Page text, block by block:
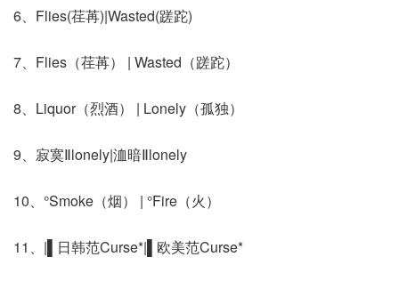
6、Flies(荏苒)|Wasted(蹉跎)
7、Flies（荏苒） | Wasted（蹉跎）
8、Liquor（烈酒） | Lonely（孤独）
9、寂寞Ⅱlonely|洫暗Ⅱlonely
10、°Smoke（烟） | °Fire（火）
11、|▌日韩范Curse*|▌欧美范Curse*